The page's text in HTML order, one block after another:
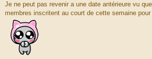
Je ne peut pas revenir a une date antérieure vu
membres inscritent au court de cette semaine